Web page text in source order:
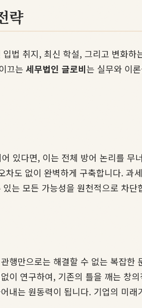
략
법 취지, 최신 학설, 그리고 변화
끄는 세무법인 글로비는 실무와 이
있다면, 이는 전체 방어 논리를 무
도 없이 완벽하게 구축합니다. 과
는 모든 가능성을 원천적으로 차단
행만으로는 해결할 수 없는 복잡한
연구하여, 기존의 틀을 깨는 창
내는 원동력이 됩니다. 기업의 미